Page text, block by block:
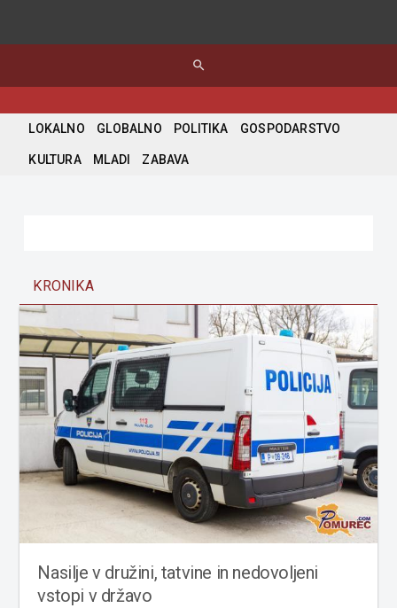
search
LOKALNO GLOBALNO POLITIKA GOSPODARSTVO
KULTURA MLADI ZABAVA
KRONIKA
Nasilje v družini, tatvine in nedovoljeni
vstopi v državo